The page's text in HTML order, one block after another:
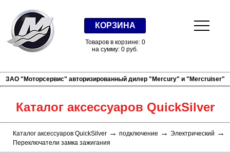
КОРЗИНА
Товаров в корзине: 0
на сумму: 0 руб.
ЗАО "Моторсервис" авторизированный дилер "Mercury" и "Mercruiser"
Каталог аксессуаров QuickSilver
Каталог аксессуаров QuickSilver → подключение → Электрический →
Переключатели замка зажигания